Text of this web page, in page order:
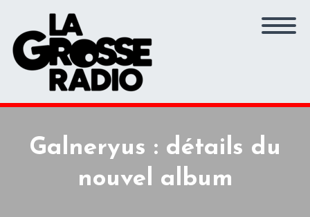
Galneryus : détails du
nouvel album